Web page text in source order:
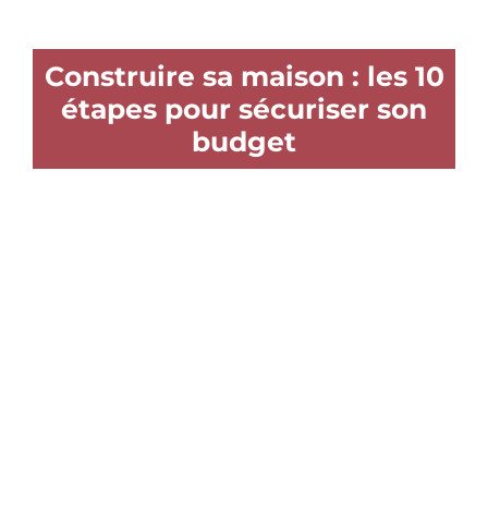
Construire sa maison : les 10
étapes pour sécuriser son
budget